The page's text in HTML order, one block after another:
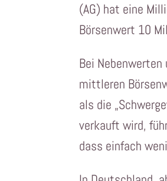
(AG) hat eine
Börsenwert 10
Bei
mittleren
als die
verkauft wird,
dass einfach